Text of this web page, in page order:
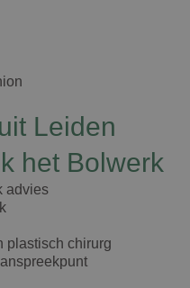
Leiden
het Bolwerk
advies
plastisch chirurg